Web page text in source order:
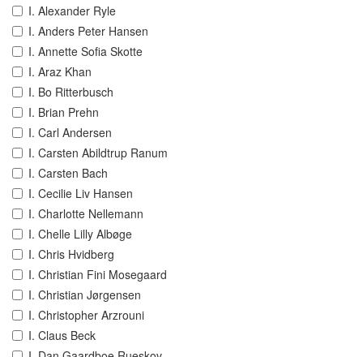
I. Alexander Ryle
I. Anders Peter Hansen
I. Annette Sofia Skotte
I. Araz Khan
I. Bo Ritterbusch
I. Brian Prehn
I. Carl Andersen
I. Carsten Abildtrup Ranum
I. Carsten Bach
I. Cecilie Liv Hansen
I. Charlotte Nellemann
I. Chelle Lilly Albøge
I. Chris Hvidberg
I. Christian Fini Mosegaard
I. Christian Jørgensen
I. Christopher Arzrouni
I. Claus Beck